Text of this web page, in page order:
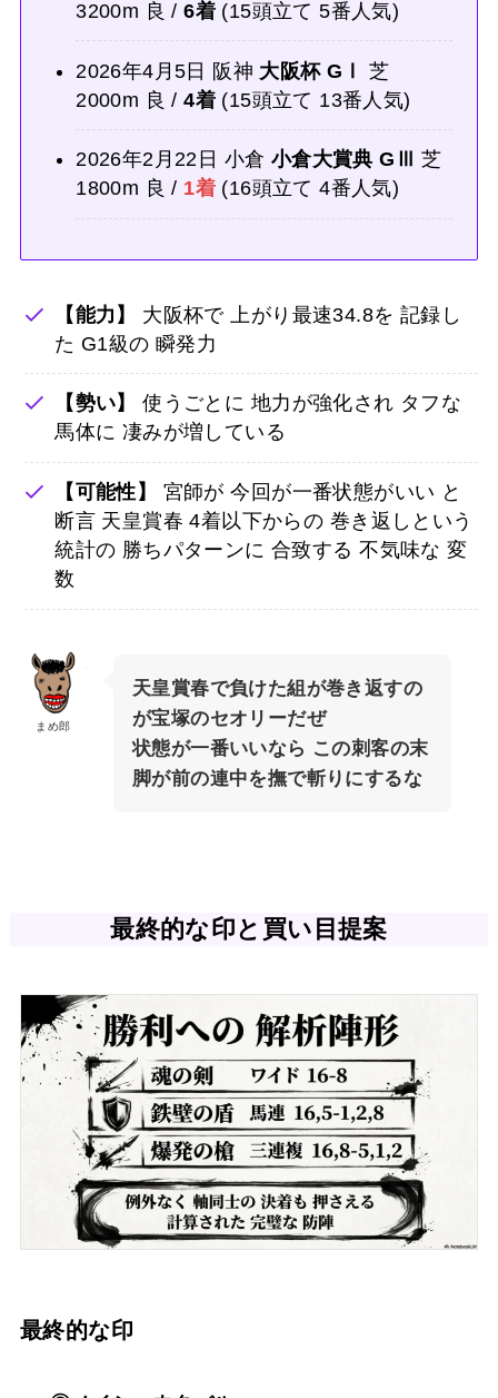
3200m 良 /6着 (15頭立て 5番人気)
2026年4月5日 阪神 大阪杯 GⅠ
芝
2000m 良 /4着 (15頭立て 13番人気)
2026年2月22日 小倉 小倉大賞典 GⅢ
芝
1800m 良 / 1着 (16頭立て 4番人気)
【能力】
大阪杯で 上がり最速34.8を 記録し
た G1級の 瞬発力
【勢い】
使うごとに 地力が強化され タフな
馬体に 凄みが増している
【可能性】
宮師が 今回が一番状態がいい と
断言 天皇賞春 4着以下からの 巻き返しという
統計の 勝ちパターンに 合致する 不気味な 変
数
まめ郎
天皇賞春で負けた組が巻き返すの
が宝塚のセオリーだぜ
状態が一番いいなら この刺客の末
脚が前の連中を撫で斬りにするな
最終的な印と買い目提案
最終的な印